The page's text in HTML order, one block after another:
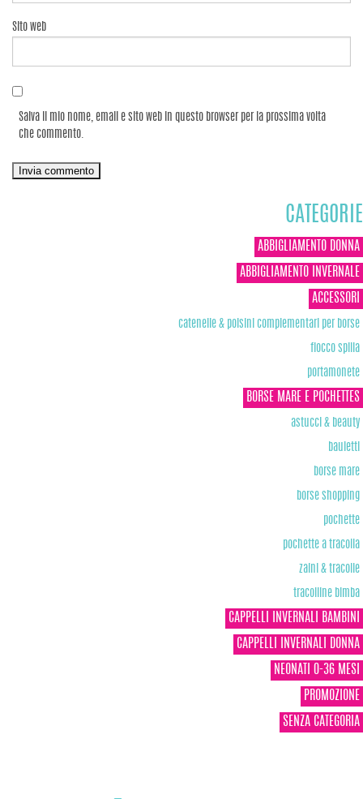
Sito web
Salva il mio nome, email e sito web in questo browser per la prossima volta
che commento.
CATEGORIE
ABBIGLIAMENTO DONNA
ABBIGLIAMENTO INVERNALE
ACCESSORI
catenelle & polsini complementari per borse
fiocco spilla
portamonete
BORSE MARE E POCHETTES
astucci & beauty
bauletti
borse mare
borse shopping
pochette
pochette a tracolla
zaini & tracolle
tracolline bimba
CAPPELLI INVERNALI BAMBINI
CAPPELLI INVERNALI DONNA
NEONATI 0-36 MESI
PROMOZIONE
SENZA CATEGORIA